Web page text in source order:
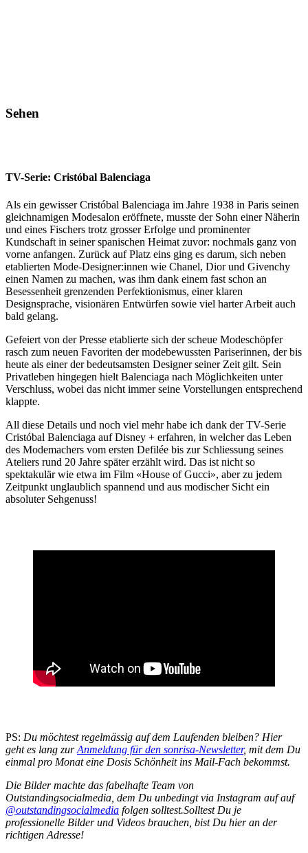
Sehen
TV-Serie: Cristóbal Balenciaga
Als ein gewisser Cristóbal Balenciaga im Jahre 1938 in Paris seinen
gleichnamigen Modesalon eröffnete, musste der Sohn einer Näherin
und eines Fischers trotz grosser Erfolge und prominenter
Kundschaft in seiner spanischen Heimat zuvor: nochmals ganz von
vorne anfangen. Zurück auf Platz eins ging es darum, sich neben
etablierten Mode-Designer:innen wie Chanel, Dior und Givenchy
einen Namen zu machen, was ihm dank einem fast schon an
Besessenheit grenzenden Perfektionismus, einer klaren
Designsprache, visionären Entwürfen sowie viel harter Arbeit auch
bald gelang.
Gefeiert von der Presse etablierte sich der scheue Modeschöpfer
rasch zum neuen Favoriten der modebewussten Pariserinnen, der bis
heute als einer der bedeutsamsten Designer seiner Zeit gilt. Sein
Privatleben hingegen hielt Balenciaga nach Möglichkeiten unter
Verschluss, wobei das nicht immer seine Vorstellungen entsprechend
klappte.
All diese Details und noch viel mehr habe ich dank der TV-Serie
Cristóbal Balenciaga auf Disney + erfahren, in welcher das Leben
des Modemachers vom ersten Defilée bis zur Schliessung seines
Ateliers rund 20 Jahre später erzählt wird. Das ist nicht so
spektakulär wie etwa im Film «House of Gucci», aber zu jedem
Zeitpunkt unglaublich spannend und aus modischer Sicht ein
absoluter Sehgenuss!
PS: Du möchtest regelmässig auf dem Laufenden bleiben? Hier
geht es lang zurAnmeldung für den sonrisa-Newsletter, mit dem Du
einmal pro Monat eine Dosis Schönheit ins Mail-Fach bekommst.
Die Bilder machte das fabelhafte Team von
Outstandingsocialmedia, dem Du unbedingt via Instagram auf auf
@outstandingsocialmedia folgen solltest.Solltest Du je
professionelle Bilder und Videos brauchen, bist Du hier an der
richtigen Adresse!